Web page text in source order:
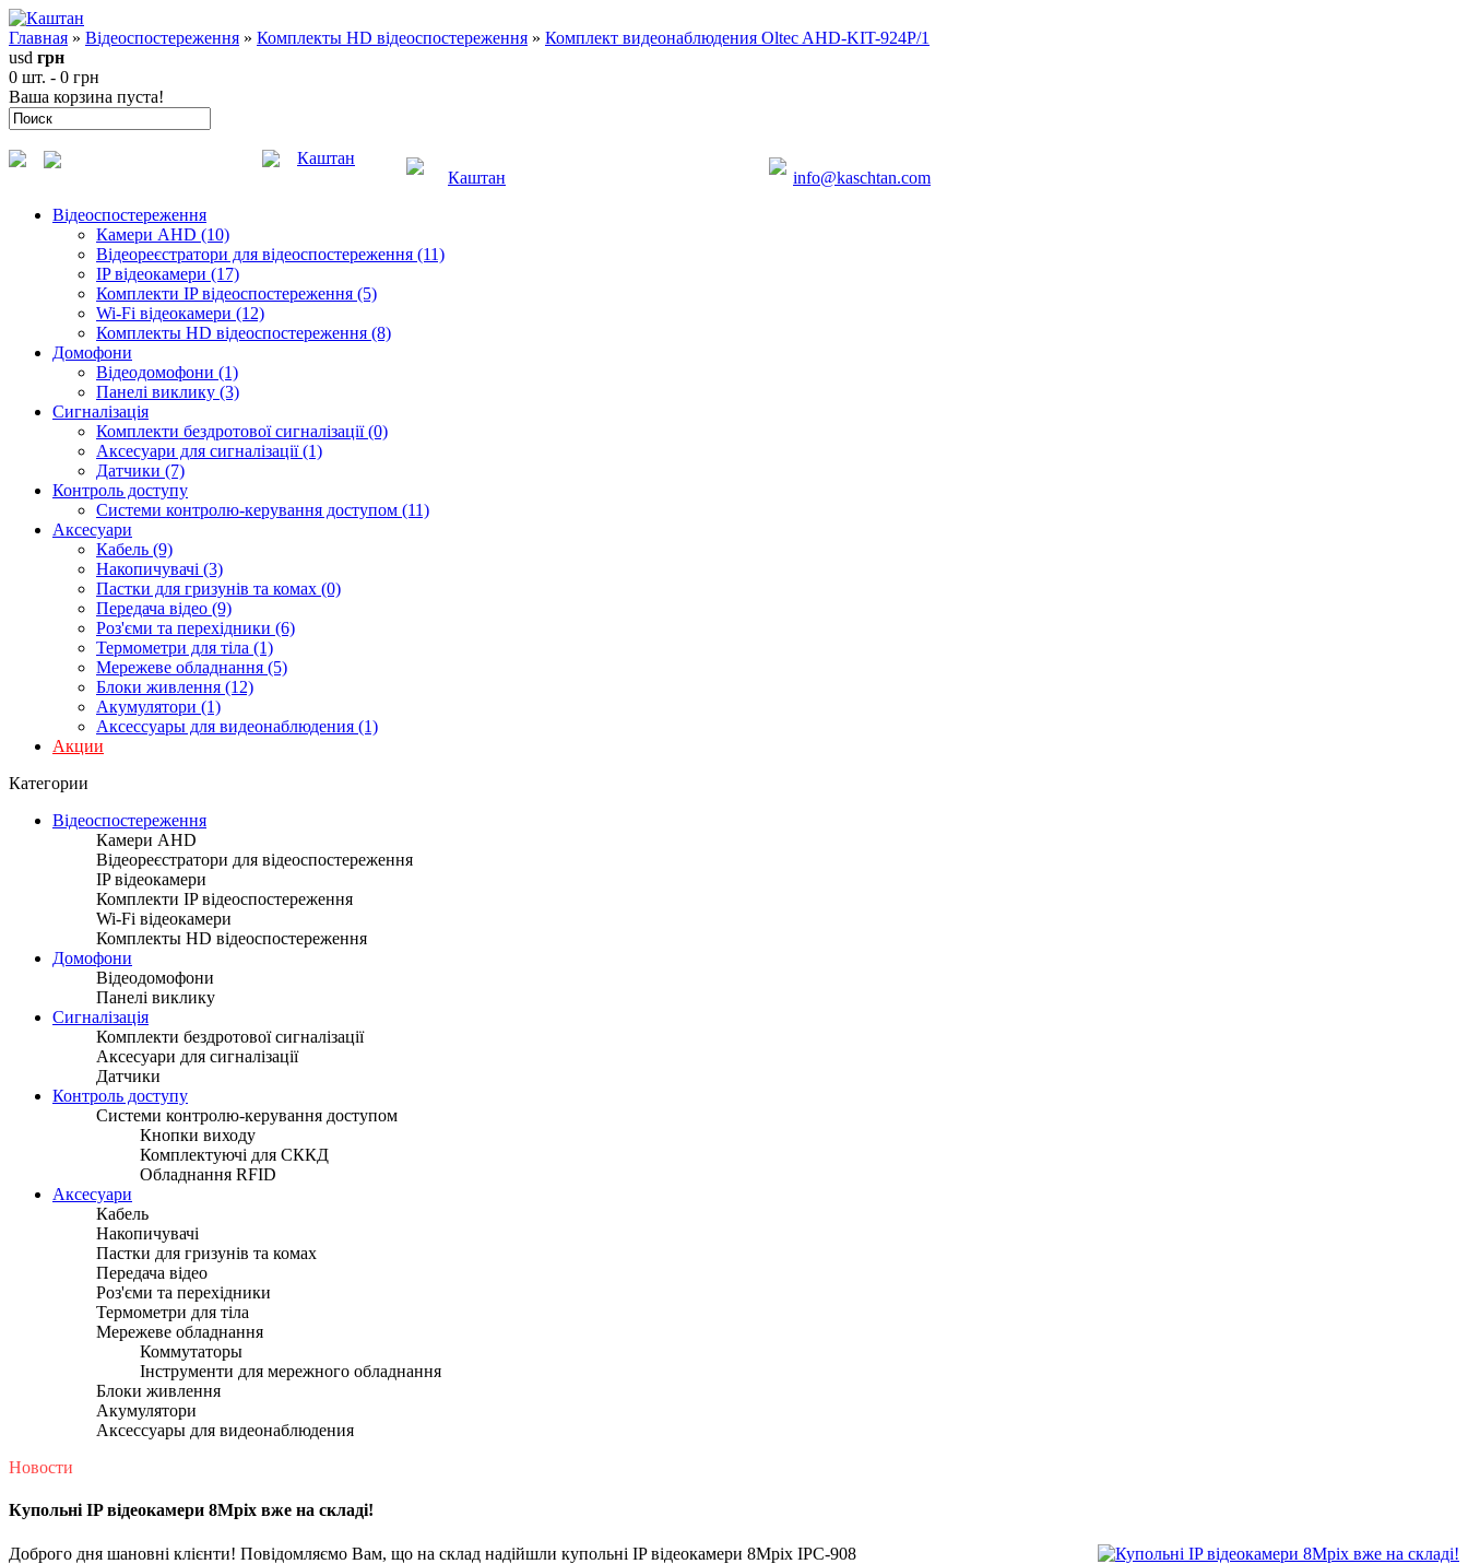
Главная » Відеоспостереження » Комплекты HD відеоспостереження » Комплект видеонаблюдения Oltec AHD-KIT-924Р/1
usd грн
0 шт. - 0 грн
Ваша корзина пуста!
Каштан
Каштан
info@kaschtan.com
Відеоспостереження
Камери AHD (10)
Відеореєстратори для відеоспостереження (11)
IP відеокамери (17)
Комплекти IP відеоспостереження (5)
Wi-Fi відеокамери (12)
Комплекты HD відеоспостереження (8)
Домофони
Відеодомофони (1)
Панелі виклику (3)
Сигналізація
Комплекти бездротової сигналізації (0)
Аксесуари для сигналізації (1)
Датчики (7)
Контроль доступу
Системи контролю-керування доступом (11)
Аксесуари
Кабель (9)
Накопичувачі (3)
Пастки для гризунів та комах (0)
Передача відео (9)
Роз'єми та перехідники (6)
Термометри для тіла (1)
Мережеве обладнання (5)
Блоки живлення (12)
Акумулятори (1)
Аксессуары для видеонаблюдения (1)
Акции
Категории
Відеоспостереження
Камери AHD
Відеореєстратори для відеоспостереження
IP відеокамери
Комплекти IP відеоспостереження
Wi-Fi відеокамери
Комплекты HD відеоспостереження
Домофони
Відеодомофони
Панелі виклику
Сигналізація
Комплекти бездротової сигналізації
Аксесуари для сигналізації
Датчики
Контроль доступу
Системи контролю-керування доступом
Кнопки виходу
Комплектуючі для СККД
Обладнання RFID
Аксесуари
Кабель
Накопичувачі
Пастки для гризунів та комах
Передача відео
Роз'єми та перехідники
Термометри для тіла
Мережеве обладнання
Коммутаторы
Інструменти для мережного обладнання
Блоки живлення
Акумулятори
Аксессуары для видеонаблюдения
Новости
Купольні IP відеокамери 8Mpix вже на складі!
Доброго дня шановні клієнти! Повідомляємо Вам, що на склад надійшли купольні IP відеокамери 8Mpix IPC-908